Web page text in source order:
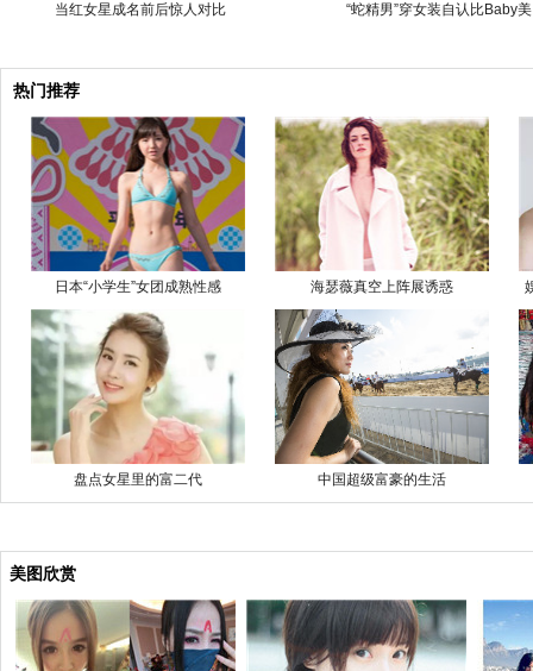
当红女星成名前后惊人对比 “蛇精男”穿女装自认比Baby美
热门推荐
日本“小学生”女团成熟性感 海瑟薇真空上阵展诱惑
盘点女星里的富二代 中国超级富豪的生活
美图欣赏